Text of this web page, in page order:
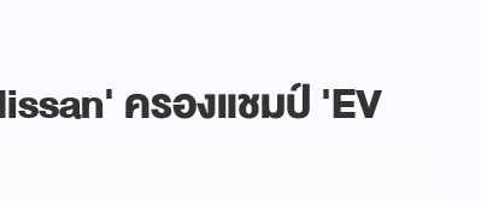
ครองแชมป์ 'EV